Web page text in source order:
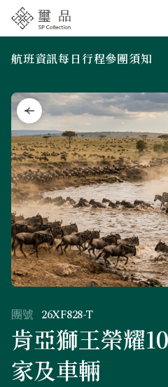
航班資訊每日行程參團須知
團號 26XF828-T
肯亞獅王榮耀
家及車輛